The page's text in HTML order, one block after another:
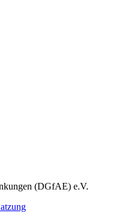
(DGfAE) e.V.